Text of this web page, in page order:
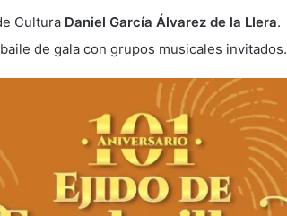
Cultura Daniel García Álvarez de la Llera.
de gala con grupos musicales invitados.